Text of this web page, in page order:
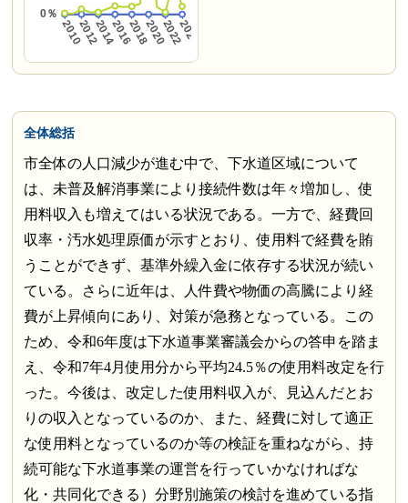
全体総括
市全体の人口減少が進む中で、下水道区域について
は、未普及解消事業により接続件数は年々増加し、使
用料収入も増えてはいる状況である。一方で、経費回
収率・汚水処理原価が示すとおり、使用料で経費を賄
うことができず、基準外繰入金に依存する状況が続い
ている。さらに近年は、人件費や物価の高騰により経
費が上昇傾向にあり、対策が急務となっている。この
ため、令和6年度は下水道事業審議会からの答申を踏ま
え、令和7年4月使用分から平均24.5％の使用料改定を行
った。今後は、改定した使用料収入が、見込んだとお
りの収入となっているのか、また、経費に対して適正
な使用料となっているのか等の検証を重ねながら、持
続可能な下水道事業の運営を行っていかなければな
化・共同化できる）分野別施策の検討を進めている指